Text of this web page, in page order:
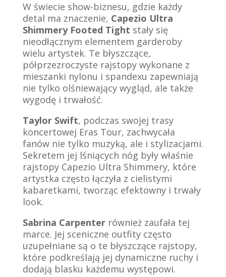
W świecie show-biznesu, gdzie każdy
detal ma znaczenie, Capezio Ultra
Shimmery Footed Tight stały się
nieodłącznym elementem garderoby
wielu artystek. Te błyszczące,
półprzezroczyste rajstopy wykonane z
mieszanki nylonu i spandexu zapewniają
nie tylko olśniewający wygląd, ale także
wygodę i trwałość.
Taylor Swift, podczas swojej trasy
koncertowej Eras Tour, zachwycała
fanów nie tylko muzyką, ale i stylizacjami.
Sekretem jej lśniących nóg były właśnie
rajstopy Capezio Ultra Shimmery, które
artystka często łączyła z cielistymi
kabaretkami, tworząc efektowny i trwały
look.
Sabrina Carpenterrównież zaufała tej
marce. Jej sceniczne outfity często
uzupełniane są o te błyszczące rajstopy,
które podkreślają jej dynamiczne ruchy i
dodają blasku każdemu występowi.